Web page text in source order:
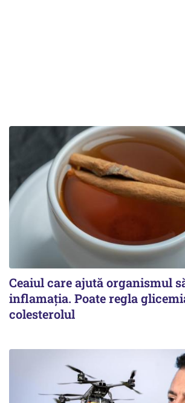
Ceaiul care ajută organismul
inflamația. Poate regla
colesterolul